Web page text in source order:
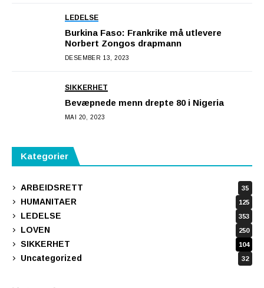
LEDELSE
Burkina Faso: Frankrike må utlevere
Norbert Zongos drapmann
DESEMBER 13, 2023
SIKKERHET
Bevæpnede menn drepte 80 i Nigeria
MAI 20, 2023
Kategorier
ARBEIDSRETT 35
HUMANITAER 125
LEDELSE 353
LOVEN 250
SIKKERHET 104
Uncategorized 32